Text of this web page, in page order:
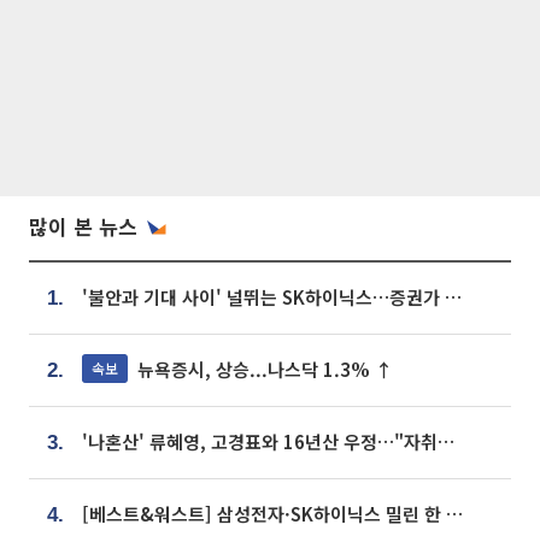
많이 본 뉴스
1. '불안과 기대 사이' 널뛰는 SK하이닉스…증권가 "HBM4·LTA 기반 펀터멘털 견고"
2. 속보 뉴욕증시, 상승...나스닥 1.3% ↑
3. '나혼산' 류혜영, 고경표와 16년산 우정…"자취방서 부모님과 마주쳐"
4. [베스트&워스트] 삼성전자·SK하이닉스 밀린 한 주…상상인증권은 85% 급등